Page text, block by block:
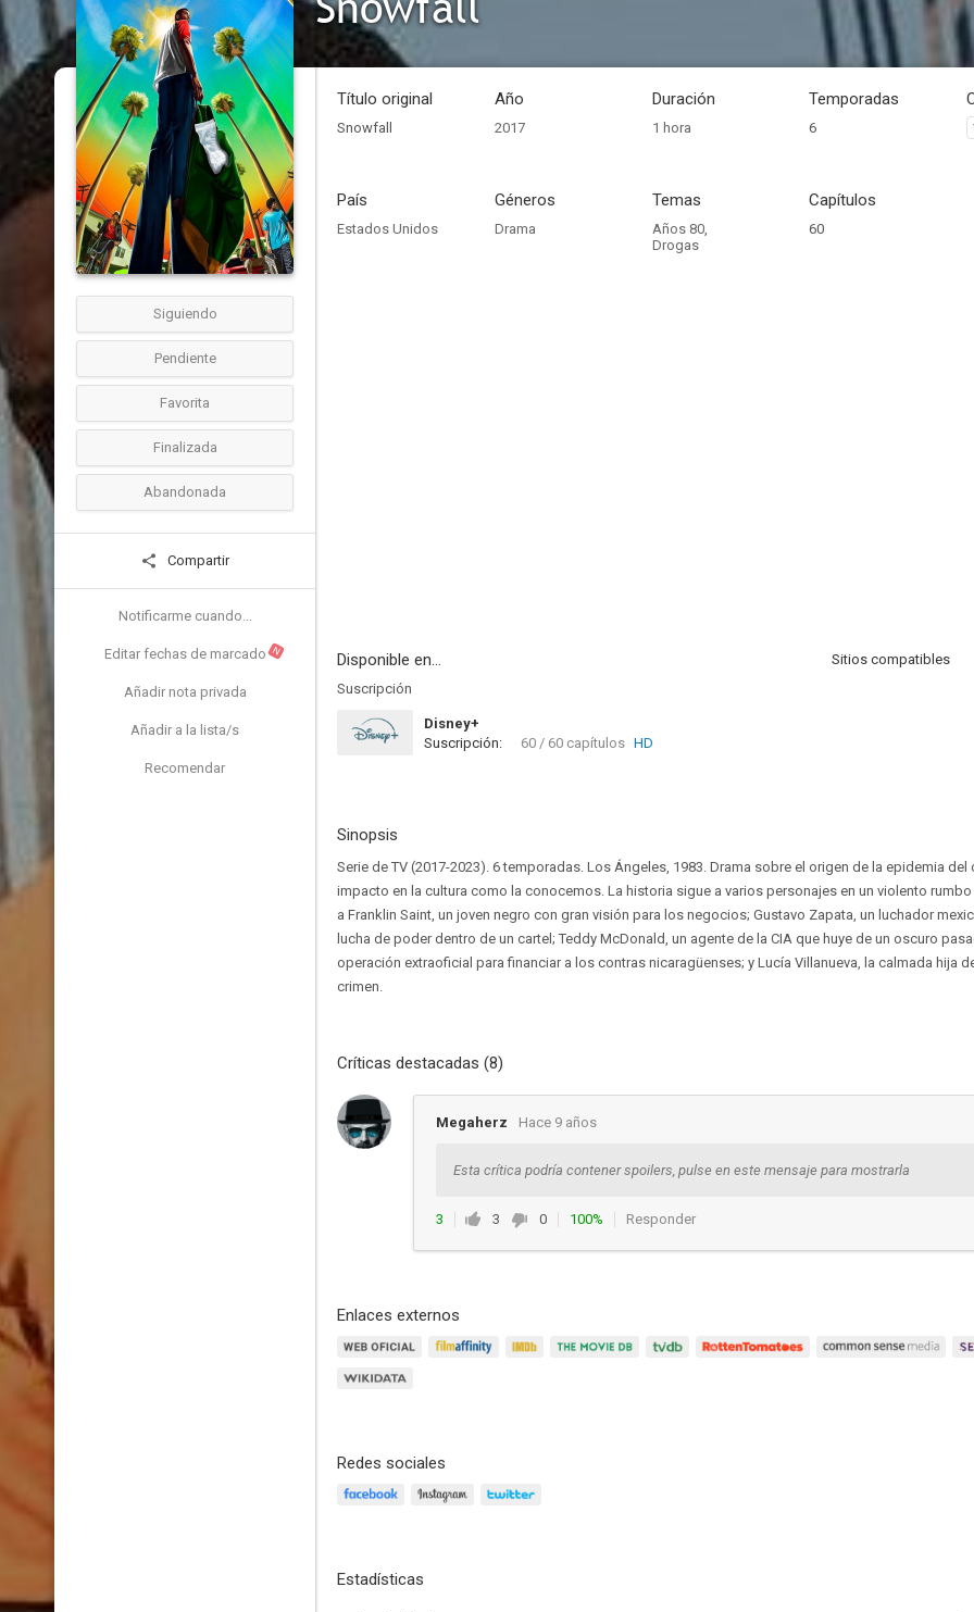
Siguiendo
Pendiente
Favorita
Finalizada
Abandonada
Compartir
Notificarme cuando...
Editar fechas de marcado N
Añadir nota privada
Añadir a la lista/s
Recomendar
Título original
Snowfall
Año
2017
Duración
1 hora
Temporadas
6
País
Estados Unidos
Géneros
Drama
Temas
Años 80,
Drogas
Capítulos
60
Disponible en...
Sitios compatibles
Suscripción
Disney+
Suscripción:
60 / 60 capítulos HD
Sinopsis
Serie de TV (2017-2023). 6 temporadas. Los Ángeles, 1983. Drama sobre el origen de la epidemia
impacto en la cultura como la conocemos. La historia sigue a varios personajes en un violento
a Franklin Saint, un joven negro con gran visión para los negocios; Gustavo Zapata, un luchador
lucha de poder dentro de un cartel; Teddy McDonald, un agente de la CIA que huye de un oscuro
operación extraoficial para financiar a los contras nicaragüenses; y Lucía Villanueva, la calmada hija
crimen.
Críticas destacadas (8)
Megaherz Hace 9 años
Esta crítica podría contener spoilers, pulse en este mensaje para mostrarla
3 3 0 100% Responder
Enlaces externos
Redes sociales
Estadísticas